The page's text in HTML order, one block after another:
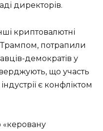
директорів.
криптовалютні
Трампом, потрапили
демократів у
що участь
є конфліктом
«керовану